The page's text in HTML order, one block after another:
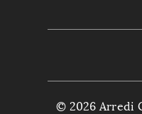
© 2026 Arredi